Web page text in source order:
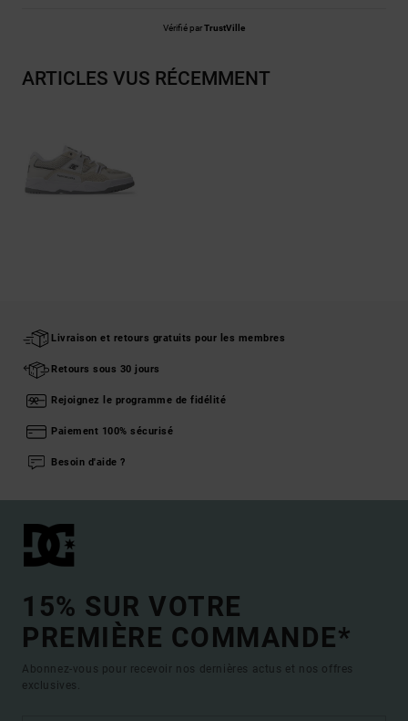
Vérifié parTrustVille
ARTICLES VUS RÉCEMMENT
Livraison et retours gratuits pour les membres
Retours sous 30 jours
Rejoignez le programme de fidélité
Paiement 100% sécurisé
Besoin d'aide ?
15% SUR VOTRE
PREMIÈRE COMMANDE*
Abonnez-vous pour recevoir nos dernières actus et nos offres
exclusives.